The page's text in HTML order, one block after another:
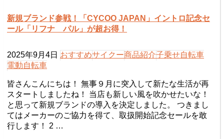
新規ブランド参戦！「CYCOO JAPAN」イントロ記念セ
ール「リフナ パル」が超お得！
2025年9月4日 おすすめサイクー商品紹介子乗せ自転車
電動自転車
皆さんこんにちは！ 無事９月に突入して新たな生活が再
スタートしましたね！ 当店も新しい風を吹かせたいな！
と思って新規ブランドの導入を決定しました。 つきまし
てはメーカーのご協力を得て、取扱開始記念セールを敢
行します！ 2 …